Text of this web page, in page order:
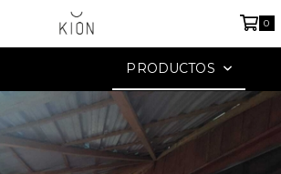
0
PRODUCTOS